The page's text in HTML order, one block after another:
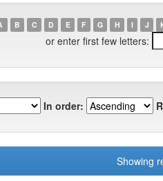
B C D E F G H I J
or enter first few letters:
In order:
Showing